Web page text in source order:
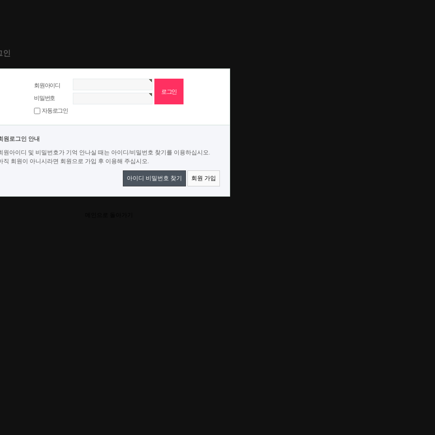
회원아이디
비밀번호
자동로그인
원로그인 안내
원아이디 및 비밀번호가 기억 안나실 때는 아이디/비밀번호 찾기를 이용하십시오.
직 회원이 아니시라면 회원으로 가입 후 이용해 주십시오.
아이디 비밀번호 찾기 회원 가입